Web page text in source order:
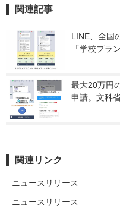
関連記事
LINE、全国
「学校プラ
最大20万円
申請。文科
関連リンク
ニュースリリース
ニュースリリース